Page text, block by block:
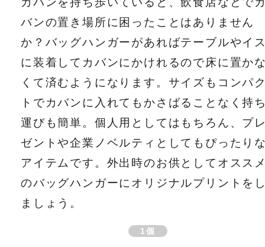
バンの置き場所に困ったことはありません
か？バッグハンガーがあればテーブルやイ
に装着してカバンにかけれるので床に置か
くて済むようになります。サイズもコンパ
トでカバンに入れてもかさばることなく持
運びも簡単。個人用としてはもちろん、プ
ゼントや企業ノベルティとしてもぴったり
アイテムです。外出時のお供としてオスス
のバッグハンガーにオリジナルプリントを
ましょう。
1個